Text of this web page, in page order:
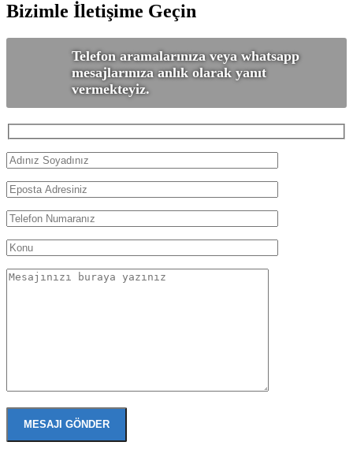
Bizimle İletişime Geçin
Telefon aramalarınıza veya whatsapp
mesajlarınıza anlık olarak yanıt
vermekteyiz.